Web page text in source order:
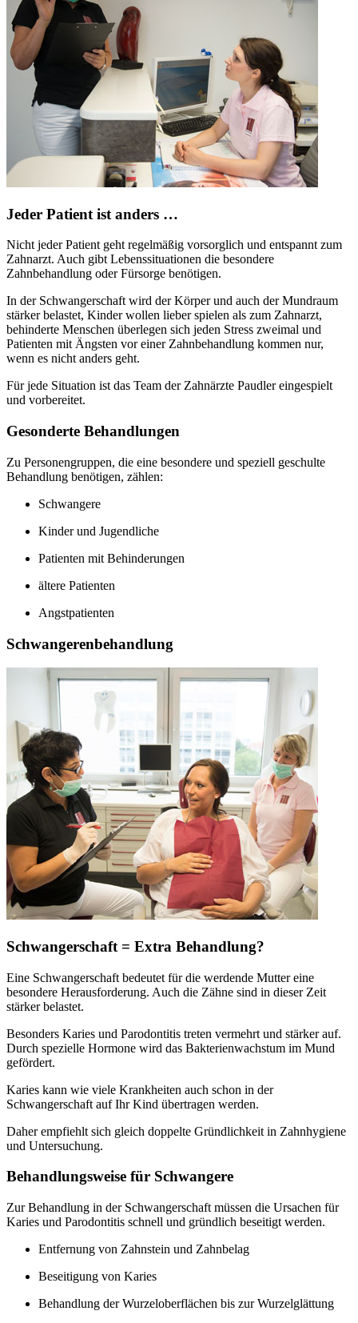
Jeder Patient ist anders …
Nicht jeder Patient geht regelmäßig vorsorglich und entspannt zum
Zahnarzt. Auch gibt Lebenssituationen die besondere
Zahnbehandlung oder Fürsorge benötigen.
In der Schwangerschaft wird der Körper und auch der Mundraum
stärker belastet, Kinder wollen lieber spielen als zum Zahnarzt,
behinderte Menschen überlegen sich jeden Stress zweimal und
Patienten mit Ängsten vor einer Zahnbehandlung kommen nur,
wenn es nicht anders geht.
Für jede Situation ist das Team der Zahnärzte Paudler eingespielt
und vorbereitet.
Gesonderte Behandlungen
Zu Personengruppen, die eine besondere und speziell geschulte
Behandlung benötigen, zählen:
Schwangere
Kinder und Jugendliche
Patienten mit Behinderungen
ältere Patienten
Angstpatienten
Schwangerenbehandlung
Schwangerschaft = Extra Behandlung?
Eine Schwangerschaft bedeutet für die werdende Mutter eine
besondere Herausforderung. Auch die Zähne sind in dieser Zeit
stärker belastet.
Besonders Karies und Parodontitis treten vermehrt und stärker auf.
Durch spezielle Hormone wird das Bakterienwachstum im Mund
gefördert.
Karies kann wie viele Krankheiten auch schon in der
Schwangerschaft auf Ihr Kind übertragen werden.
Daher empfiehlt sich gleich doppelte Gründlichkeit in Zahnhygiene
und Untersuchung.
Behandlungsweise für Schwangere
Zur Behandlung in der Schwangerschaft müssen die Ursachen für
Karies und Parodontitis schnell und gründlich beseitigt werden.
Entfernung von Zahnstein und Zahnbelag
Beseitigung von Karies
Behandlung der Wurzeloberflächen bis zur Wurzelglättung